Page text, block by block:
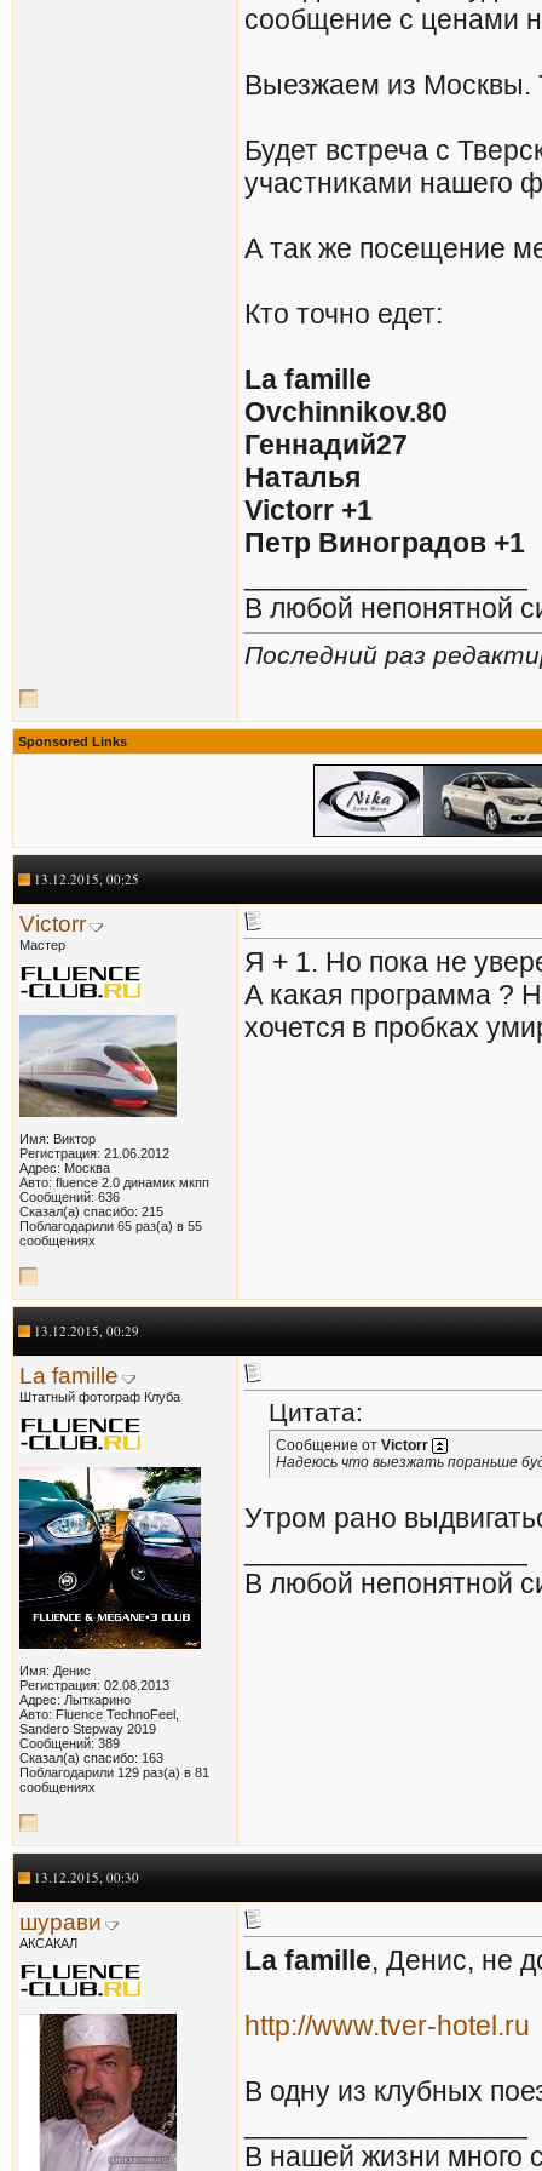
сообщение с ценами
Выезжаем из Москвы.
Будет встреча с
участниками нашего
А так же посещение
Кто точно едет:
La famille
Ovchinnikov.80
Геннадий27
Наталья
Victorr +1
Петр Виноградов +1
В любой непонятной
Последний раз
Sponsored Links
13.12.2015, 00:25
Victorr
Мастер
Имя: Виктор
Регистрация: 21.06.2012
Адрес: Москва
Авто: fluence 2.0 динамик мкпп
Сообщений: 636
Сказал(а) спасибо: 215
Поблагодарили 65 раз(а) в 55
сообщениях
Я + 1. Но пока не
А какая программа ?
хочется в пробках
13.12.2015, 00:29
La famille
Штатный фотограф Клуба
Имя: Денис
Регистрация: 02.08.2013
Адрес: Лыткарино
Авто: Fluence TechnoFeel,
Sandero Stepway 2019
Сообщений: 389
Сказал(а) спасибо: 163
Поблагодарили 129 раз(а) в 81
сообщениях
Цитата:
Сообщение от Victorr
Надеюсь что выезжать пораньше
Утром рано
В любой непонятной
13.12.2015, 00:30
шурави
АКСАКАЛ
La famille, Денис, не
http://www.tver-hotel.ru
В одну из клубных
В нашей жизни много